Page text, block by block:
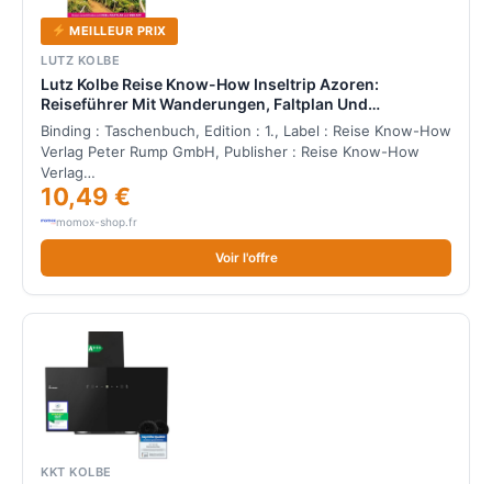
MEILLEUR PRIX
LUTZ KOLBE
Lutz Kolbe Reise Know-How Inseltrip Azoren:
Reiseführer Mit Wanderungen, Faltplan Und
Kostenloser Web-App
Binding : Taschenbuch, Edition : 1., Label : Reise Know-How
Verlag Peter Rump GmbH, Publisher : Reise Know-How
Verlag…
10,49 €
momox-shop.fr
Voir l'offre
KKT KOLBE